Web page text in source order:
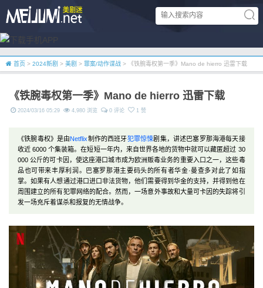
首页 > 2024新剧 > 美剧 > 罪案/动作谍战 > 《铁腕毒权第一季》Mano de hierro 迅雷下载
《铁腕毒权第一季》Mano de hierro 迅雷下载
2024/03/16 05:29 4,980 浏览 0 评论 1 赞
《铁腕毒权》是由Netflix制作的西班牙犯罪惊悚剧集，讲述巴塞罗那海港每天接
收近 6000 个集装箱。在短短一年内，来自世界各地的货物中就可以藏匿超过 30
000 公斤的可卡因，使这座港口城市成为欧洲贩毒业务的重要入口之一，这些毒
品也可带来丰厚利润。巴塞罗那港主要码头的所有者华金·曼查多对此了如指
掌。如果有人想通过港口进口非法货物，他们需要得到华金的支持，并得到他在
周围建立的所有犯罪网络的配合。然而，一场意外事故和大量可卡因的失踪将引
发一场充斥着谋杀和报复的无情战争。